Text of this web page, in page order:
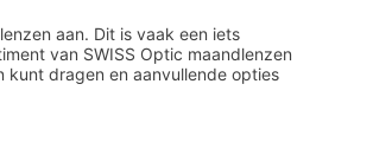
aan. Dit is vaak een iets
van SWISS Optic maandlenzen
dragen en aanvullende opties